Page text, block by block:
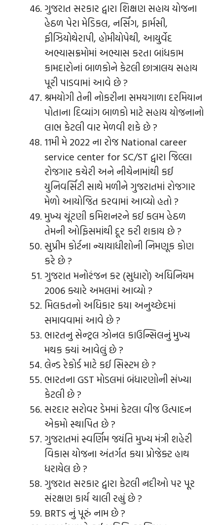
ગુજરાત સરકાર દ્વારા શિક્ષણ સહાય યોજના
હેઠળ પેરા મેડિકલ, નર્સિંગ, ફાર્મસી,
ફીઝિયોથેરાપી, હોમીયોપેથી, આયુર્વેદ
અભ્યાસક્રમોમાં અભ્યાસ કરતા બાંધકામ
કામદારોનાં બાળકોને કેટલી છાત્રાલય સહાય
પૂરી પાડવામાં આવે છે ?
શ્રમયોગી તેની નોકરીના સમયગાળા દરમિયાન
પોતાના દિવ્યાંગ બાળકો માટે સહાય યોજનાનો
લાભ કેટલી વાર મેળવી શકે છે ?
11મી મે 2022 ના રોજ National career
service center for SC/ST દ્વારા જિલ્લા
રોજગાર કચેરી અને નીચેનામાંથી કઈ
યુનિવર્સિટી સાથે મળીને ગુજરાતમાં રોજગાર
મેળો આયોજિત કરવામાં આવ્યો હતો ?
મુખ્ય ચૂંટણી કમિશનરને કઈ કલમ હેઠળ
તેમની ઓફિસમાંથી દૂર કરી શકાય છે ?
સુપ્રીમ કોર્ટના ન્યાયાધીશોની નિમણૂક કોણ
કરે છે ?
ગુજરાત મનોરંજન કર (સુધારો) અધિનિયમ
2006 ક્યારે અમલમાં આવ્યો ?
મિલકતનો અધિકાર કયા અનુચ્છેદમાં
સમાવવામાં આવે છે ?
ભારતનુ સેન્ટ્રલ ઝોનલ કાઉન્સિલનું મુખ્ય
મથક ક્યાં આવેલું છે ?
લેન્ડ રેકોર્ડ માટે કઈ સિસ્ટમ છે ?
ભારતના GST મોડલમાં બંધારણોની સંખ્યા
કેટલી છે ?
સરદાર સરોવર ડેમમાં કેટલા વીજ ઉત્પાદન
એકમો સ્થાપિત છે ?
ગુજરાતમાં સ્વર્ણિમ જયંતિ મુખ્ય મંત્રી શહેરી
વિકાસ યોજના અંતર્ગત કયા પ્રોજેક્ટ હાથ
ધરાયેલ છે ?
ગુજરાત સરકાર દ્વારા કેટલી નદીઓ પર પૂર
સંરક્ષણ કાર્ય ચાલી રહ્યું છે ?
BRTS નું પૂરું નામ છે ?